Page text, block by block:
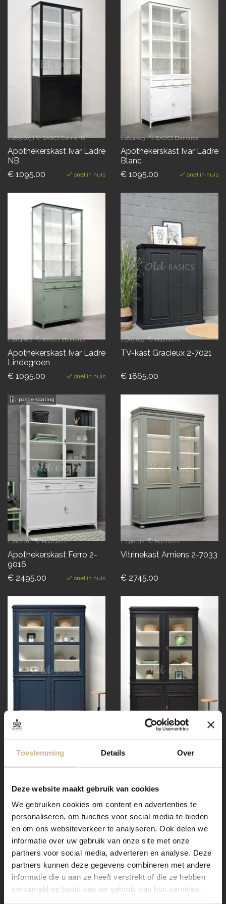
Toestemming Details Over
Deze website maakt gebruik van cookies
We gebruiken cookies om content en advertenties te
personaliseren, om functies voor social media te bieden
en om ons websiteverkeer te analyseren. Ook delen we
informatie over uw gebruik van onze site met onze
partners voor social media, adverteren en analyse. Deze
partners kunnen deze gegevens combineren met andere
informatie die u aan ze heeft verstrekt of die ze hebben
verzameld op basis van uw gebruik van hun services.
1-2605-003| BASICS Elements
Apothekerskast Ivar Ladre
NB
€ 1095.00
snel in huis
1-2604-003| BASICS Elements
Apothekerskast Ivar Ladre
Blanc
€ 1095.00
snel in huis
1-2604-002| BASICS Elements
Apothekerskast Ivar Ladre
Lindegroen
€ 1095.00
snel in huis
1-1703-005| Maatwerk
TV-kast Gracieux 2-7021
€ 1865.00
poedercoating
1-2002-001| Maatwerk
Apothekerskast Ferro 2-
9016
€ 2495.00
snel in huis
1-2410-012| Maatwerk
Vitrinekast Amiens 2-7033
€ 2745.00
Vitrinekast Amiens 2-
5008
Vitrinekast Amiens 2-
9005